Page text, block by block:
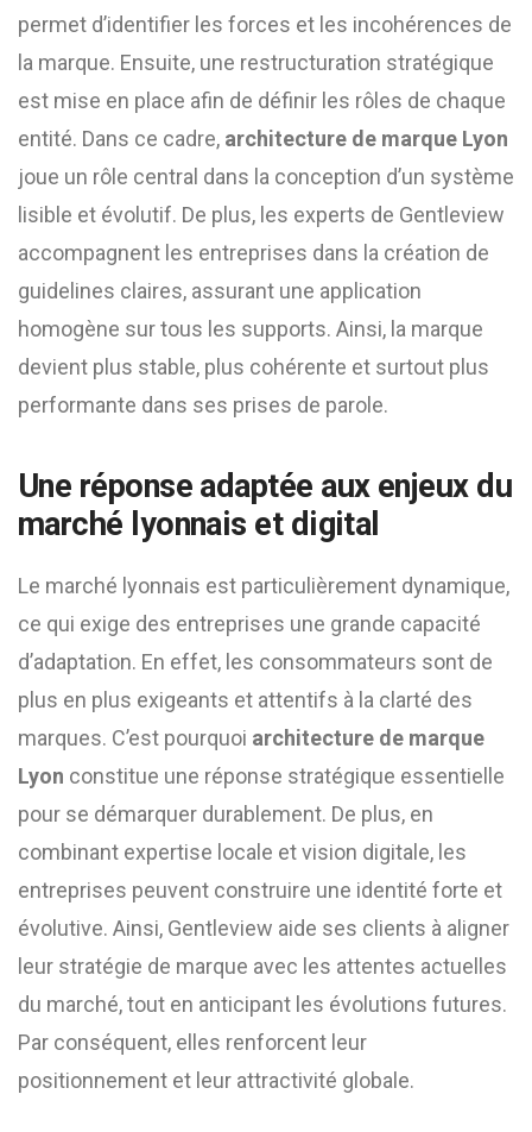
permet d’identifier les forces et les incohérences de
la marque. Ensuite, une restructuration stratégique
est mise en place afin de définir les rôles de chaque
entité. Dans ce cadre, architecture de marque Lyon
joue un rôle central dans la conception d’un système
lisible et évolutif. De plus, les experts de Gentleview
accompagnent les entreprises dans la création de
guidelines claires, assurant une application
homogène sur tous les supports. Ainsi, la marque
devient plus stable, plus cohérente et surtout plus
performante dans ses prises de parole.
Une réponse adaptée aux enjeux du
marché lyonnais et digital
Le marché lyonnais est particulièrement dynamique,
ce qui exige des entreprises une grande capacité
d’adaptation. En effet, les consommateurs sont de
plus en plus exigeants et attentifs à la clarté des
marques. C’est pourquoi architecture de marque
Lyon constitue une réponse stratégique essentielle
pour se démarquer durablement. De plus, en
combinant expertise locale et vision digitale, les
entreprises peuvent construire une identité forte et
évolutive. Ainsi, Gentleview aide ses clients à aligner
leur stratégie de marque avec les attentes actuelles
du marché, tout en anticipant les évolutions futures.
Par conséquent, elles renforcent leur
positionnement et leur attractivité globale.